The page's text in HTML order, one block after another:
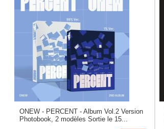
ONEW - PERCENT - Album Vol.2 Version
Photobook, 2 modèles Sortie le 15...